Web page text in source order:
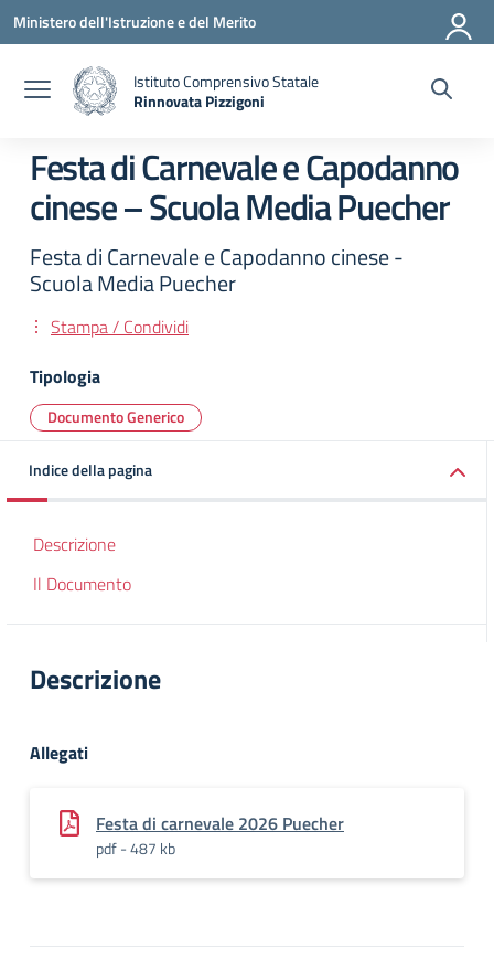
Vai ai contenuti
Vai al menu di navigazione
Vai al footer
Ministero dell'Istruzione e del Merito
Istituto Comprensivo Statale
Rinnovata Pizzigoni
Festa di Carnevale e Capodanno
cinese – Scuola Media Puecher
Festa di Carnevale e Capodanno cinese -
Scuola Media Puecher
Stampa / Condividi
Tipologia
Documento Generico
Indice della pagina
Descrizione
Il Documento
Descrizione
Allegati
Festa di carnevale 2026 Puecher
pdf - 487 kb